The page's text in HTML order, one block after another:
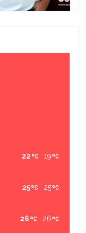
19
22
25
25
26
26